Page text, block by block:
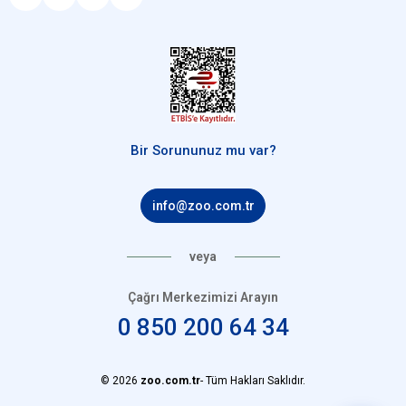
puzzle benzeri oyuncaklar da mevcuttur. Bir ödül maması ya da bir
parça mama ile kedilerin bu tür oyuncaklar ile oynaması teşvik
edilebilir. Kediler bir labirentin içinde yer alan ya da bir topun
içinde yer alan mamaya ulaşmak için zihinsel faaliyet göstererek
Trixie Kedi Matatabi Oyun Topu
tercih etmeniz her zaman doğru değildir. Hem fiziksel hem de
zihinsel gelişim ve aktifliğe destek olacak farklı oyuncakları satın
keyif alırlar. Bu nedenle de parlak, ışıklı, müzikli, ses çıkaran
Özellikle de bu tip oyuncakların malzemesine dikkat ederek satın
almanız gerekir. Zararlı kimyasalları içeren, zararlı boyalar ile
hazırlanan, küçük parçalar içeren oyuncakları tercih etmeniz
Bir Sorununuz mu var?
info@zoo.com.tr
veya
Çağrı Merkezimizi Arayın
0 850 200 64 34
© 2026 zoo.com.tr- Tüm Hakları Saklıdır.